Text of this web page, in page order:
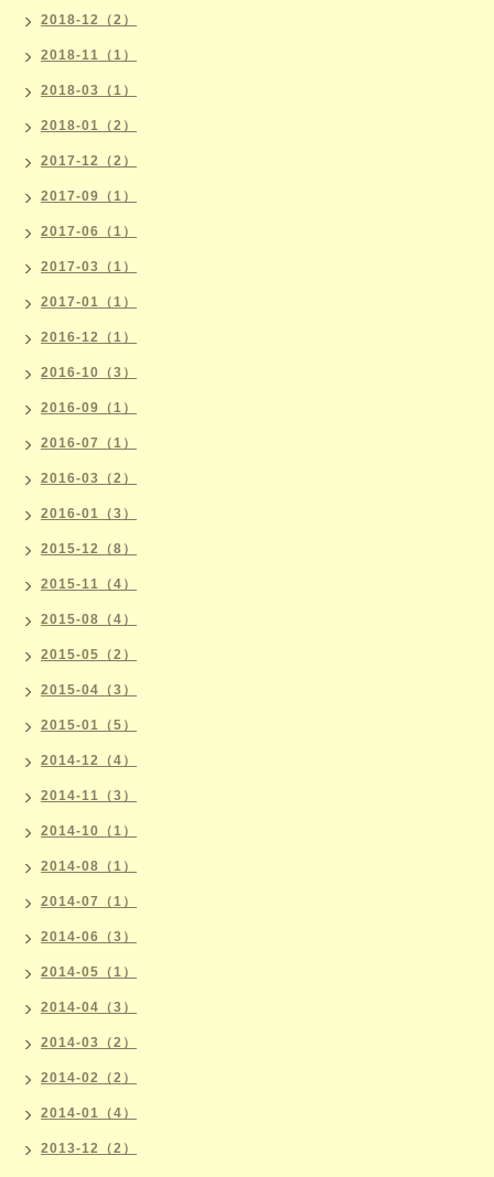
2018-12（2）
2018-11（1）
2018-03（1）
2018-01（2）
2017-12（2）
2017-09（1）
2017-06（1）
2017-03（1）
2017-01（1）
2016-12（1）
2016-10（3）
2016-09（1）
2016-07（1）
2016-03（2）
2016-01（3）
2015-12（8）
2015-11（4）
2015-08（4）
2015-05（2）
2015-04（3）
2015-01（5）
2014-12（4）
2014-11（3）
2014-10（1）
2014-08（1）
2014-07（1）
2014-06（3）
2014-05（1）
2014-04（3）
2014-03（2）
2014-02（2）
2014-01（4）
2013-12（2）